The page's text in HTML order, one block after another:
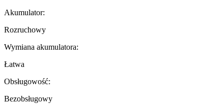
Akumulator:
Rozruchowy
Wymiana akumulatora:
Łatwa
Obsługowość:
Bezobsługowy